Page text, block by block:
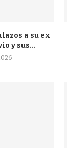
a su ex
y sus...